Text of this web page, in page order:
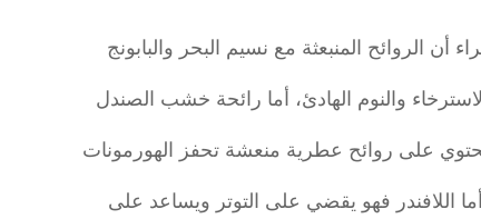
أن الروائح المنبعثة مع نسيم البحر والبابونج
والنوم الهادئ، أما رائحة خشب الصندل
على روائح عطرية منعشة تحفز الهورمونات
أما اللافندر فهو يقضي على التوتر ويساعد على